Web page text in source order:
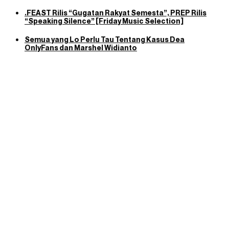
.FEAST Rilis “Gugatan Rakyat Semesta”, PREP Rilis
“Speaking Silence” [Friday Music Selection]
Semua yang Lo Perlu Tau Tentang Kasus Dea
OnlyFans dan Marshel Widianto